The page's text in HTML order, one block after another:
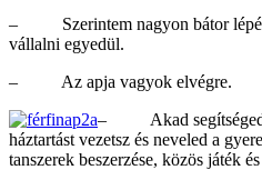
– Szerintem nagyon bátor lépés
vállalni egyedül.
– Az apja vagyok elvégre.
– Akad segítséged?
háztartást vezetsz és neveled a
tanszerek beszerzése, közös játék